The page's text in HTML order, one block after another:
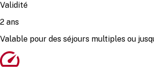
Validité
2 ans
Valable pour des séjours multiples ou